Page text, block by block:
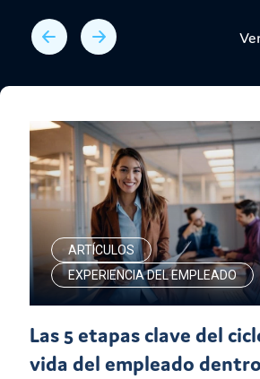
ARTÍCULOS
EXPERIENCIA DEL EMPLEADO
Las 5 etapas clave del
vida del empleado